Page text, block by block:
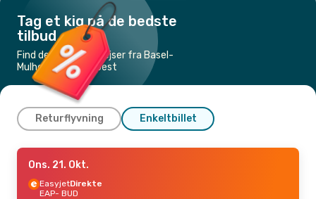
Tag et kig på de bedste
tilbud
Find de billigste flyrejser fra Basel-
Mulhouse til Budapest
Returflyvning Enkeltbillet
Man. 19. Okt.
EasyjetDirekte
EAP- BUD
Ons. 21. Okt.
EasyjetDirekte
EAP- BUD